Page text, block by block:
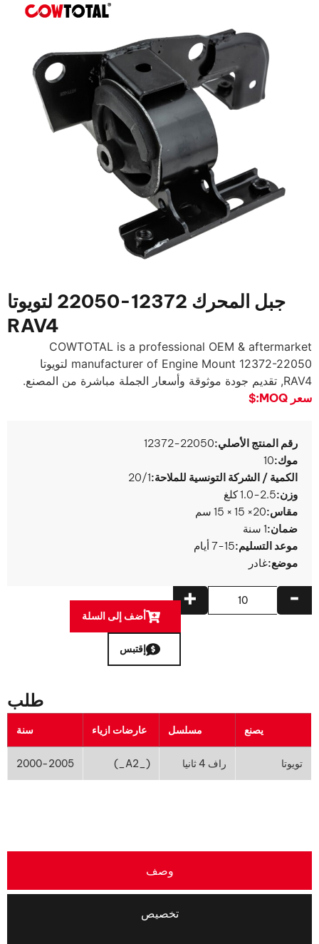
جبل المحرك 12372-22050 لتويوتا
RAV4
COWTOTAL is a professional OEM & aftermarket
manufacturer of Engine Mount 12372-22050 لتويوتا
RAV4, تقديم جودة موثوقة وأسعار الجملة مباشرة من المصنع.
سعر MOQ:
$
رقم المنتج الأصلي:12372-22050
موك:10
الكمية / الشركة التونسية للملاحة:20/1
وزن:1.0-2.5 كلغ
مقاس:20× 15 × 15 سم
ضمان:1 سنة
موعد التسليم:7-15 أيام
موضع:غادر
+ -
أضف إلى السلة
إقتبس
طلب
يصنع مسلسل عارضات ازياء سنة
تويوتا راف 4 ثانيا (_A2_)
2000-2005
وصف
تخصيص